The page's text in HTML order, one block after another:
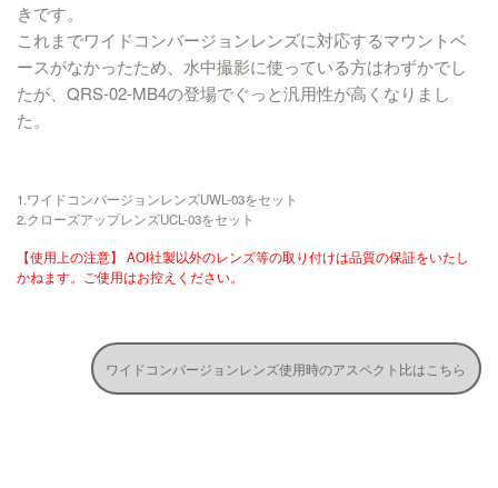
きです。
これまでワイドコンバージョンレンズに対応するマウントベ
ースがなかったため、水中撮影に使っている方はわずかでし
たが、QRS-02-MB4の登場でぐっと汎用性が高くなりまし
た。
1.ワイドコンバージョンレンズUWL-03をセット
2.クローズアップレンズUCL-03をセット
【使用上の注意】
AOI社製以外のレンズ等の取り付けは品質の保証をいたし
かねます。ご使用はお控えください。
ワイドコンバージョンレンズ使用時のアスペクト比はこちら